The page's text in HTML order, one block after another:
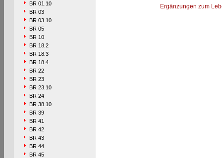
BR 01.10
BR 03
BR 03.10
BR 05
BR 10
BR 18.2
BR 18.3
BR 18.4
BR 22
BR 23
BR 23.10
BR 24
BR 38.10
BR 39
BR 41
BR 42
BR 43
BR 44
BR 45
Ergänzungen zum